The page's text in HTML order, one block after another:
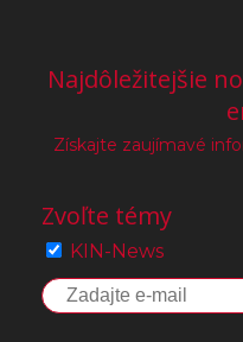
Najdôležitejšie
Získajte zaujímavé
Zvoľte témy
KIN-News